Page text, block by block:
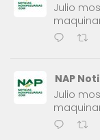
Julio
NAP
Julio